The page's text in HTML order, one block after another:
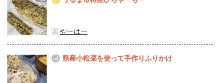
やーはー
2 県産⼩松菜を使って⼿作りふりかけ